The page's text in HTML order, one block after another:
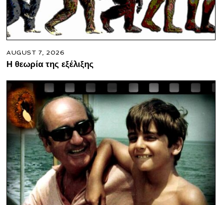
AUGUST 7, 2026
Η θεωρία της εξέλιξης